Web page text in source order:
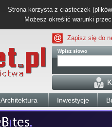
Strona korzysta z ciasteczek
Możesz określić warunki
Zapisz się do
Wpisz słowo
Architektura Inwestycje